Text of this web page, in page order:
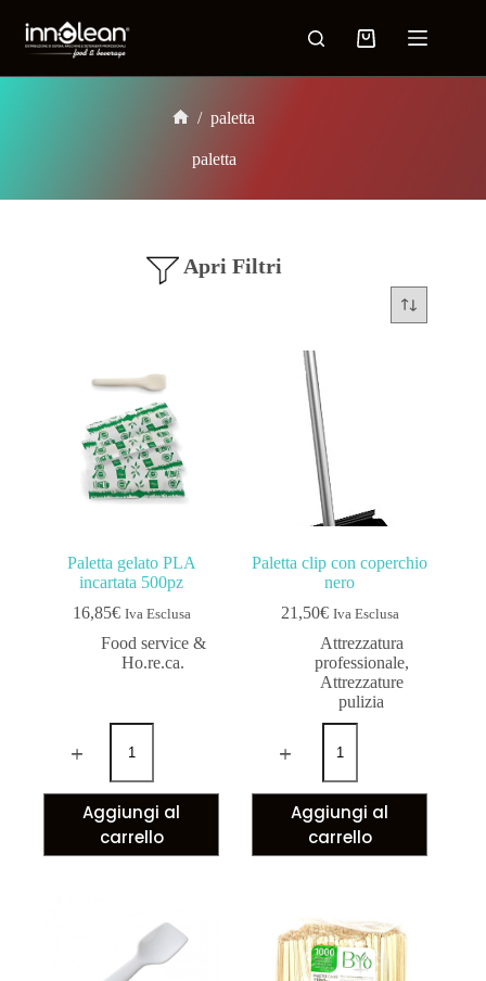
/ paletta
paletta
Apri Filtri
Paletta gelato PLA
incartata 500pz
16,85€ Iva Esclusa
Food service &
Ho.re.ca.
Aggiungi al
carrello
Paletta clip con coperchio
nero
21,50€ Iva Esclusa
Attrezzatura
professionale,
Attrezzature
pulizia
Aggiungi al
carrello